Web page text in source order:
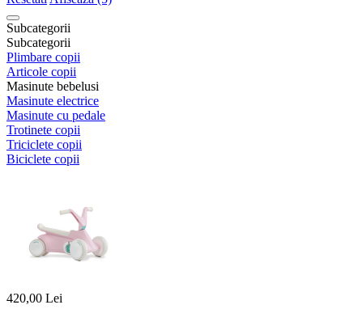
Subcategorii
Subcategorii
Plimbare copii
Articole copii
Masinute bebelusi
Masinute electrice
Masinute cu pedale
Trotinete copii
Triciclete copii
Biciclete copii
420,00 Lei